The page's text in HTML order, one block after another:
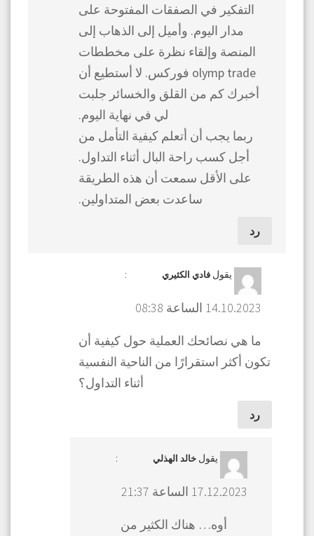
التفكير في الصفقات المفتوحة على
مدار اليوم. وأميل إلى الذهاب إلى
المنصة وإلقاء نظرة على مخططات
olymp trade فوركس. لا أستطيع أن
أخبرك كم من القلق والخسائر جلبت
لي في نهاية اليوم.
ربما يجب أن أتعلم كيفية التأمل من
أجل كسب راحة البال أثناء التداول.
على الأقل سمعت أن هذه الطريقة
ساعدت بعض المتداولين.
رد
يقول فادي الكثيري :
14.10.2023 الساعة 08:38
ما هي نصائحك العملية حول كيفية أن
تكون أكثر استقرارًا من الناحية النفسية
أثناء التداول؟
رد
يقول خالد الهذلي :
17.12.2023 الساعة 21:37
أوه… هناك الكثير من